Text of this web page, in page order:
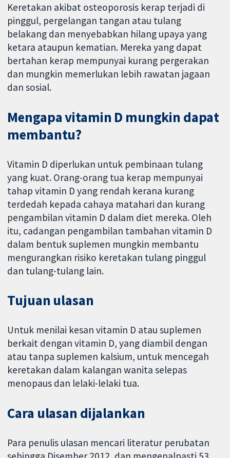
Keretakan akibat osteoporosis kerap terjadi di
pinggul, pergelangan tangan atau tulang
belakang dan menyebabkan hilang upaya yang
ketara ataupun kematian. Mereka yang dapat
bertahan kerap mempunyai kurang pergerakan
dan mungkin memerlukan lebih rawatan jagaan
dan sosial.
Mengapa vitamin D mungkin dapat
membantu?
Vitamin D diperlukan untuk pembinaan tulang
yang kuat. Orang-orang tua kerap mempunyai
tahap vitamin D yang rendah kerana kurang
terdedah kepada cahaya matahari dan kurang
pengambilan vitamin D dalam diet mereka. Oleh
itu, cadangan pengambilan tambahan vitamin D
dalam bentuk suplemen mungkin membantu
mengurangkan risiko keretakan tulang pinggul
dan tulang-tulang lain.
Tujuan ulasan
Untuk menilai kesan vitamin D atau suplemen
berkait dengan vitamin D, yang diambil dengan
atau tanpa suplemen kalsium, untuk mencegah
keretakan dalam kalangan wanita selepas
menopaus dan lelaki-lelaki tua.
Cara ulasan dijalankan
Para penulis ulasan mencari literatur perubatan